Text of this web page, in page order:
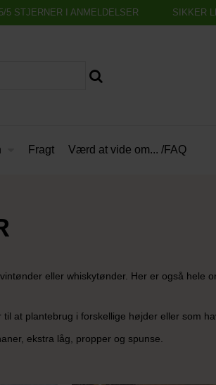
5/5 STJERNER I ANMELDELSER SIKKER
Fragt Værd at vide om... /FAQ
eller whiskytønder. Her er også hele
at plantebrug i forskellige højder eller som
ekstra låg, propper og spunse.